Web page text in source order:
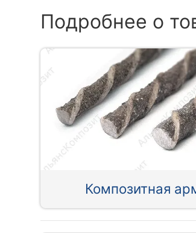
Подробнее о
Композитная